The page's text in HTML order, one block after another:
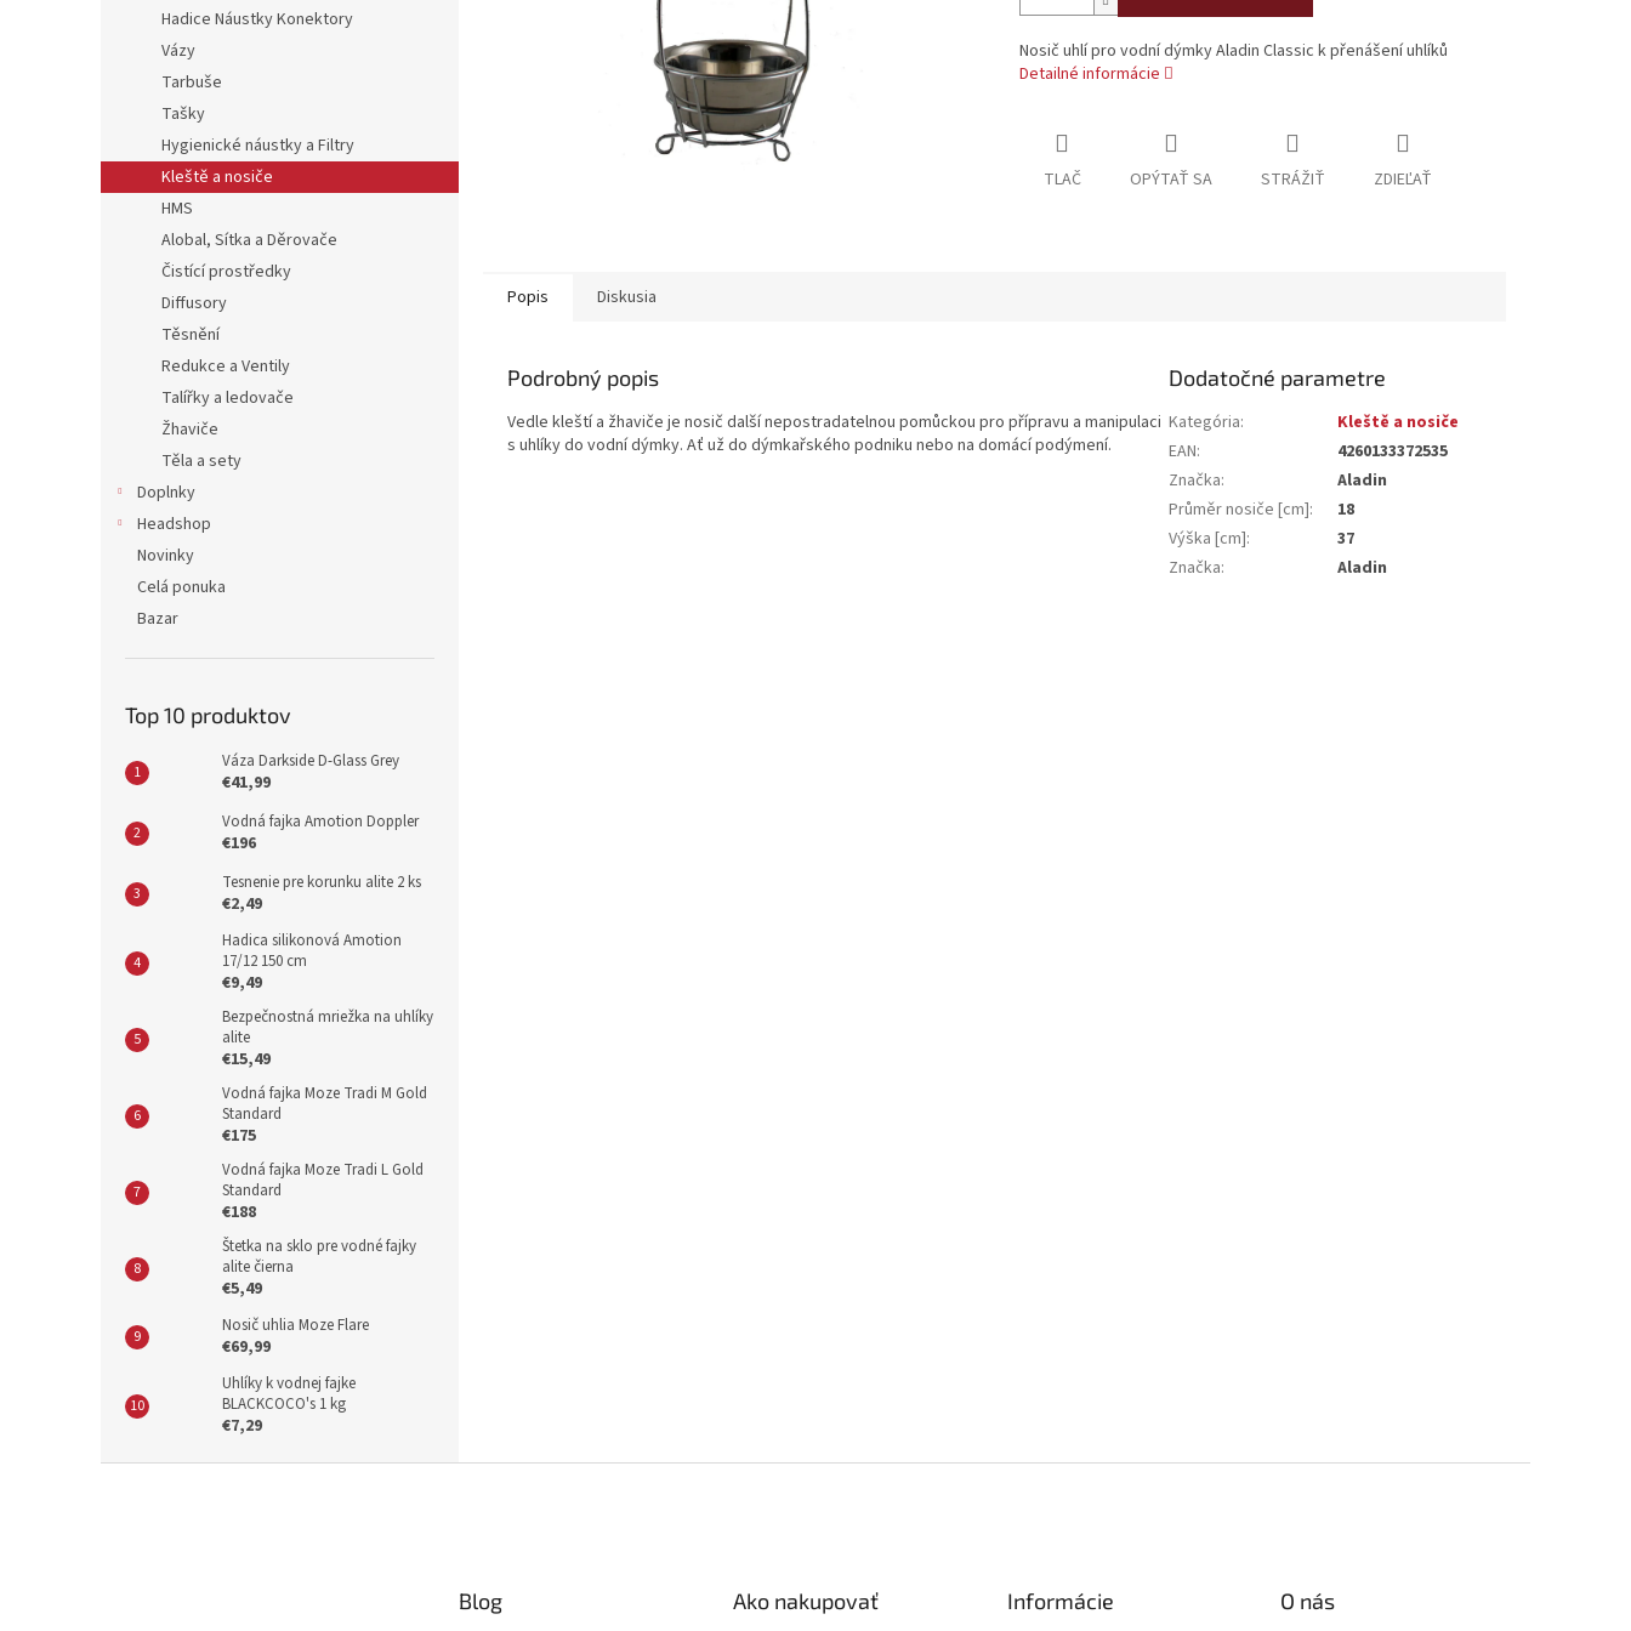
Hadice Náustky Konektory
Vázy
Tarbuše
Tašky
Hygienické náustky a Filtry
Kleště a nosiče
HMS
Alobal, Sítka a Děrovače
Čistící prostředky
Diffusory
Těsnění
Redukce a Ventily
Talířky a ledovače
Žhaviče
Těla a sety
Doplnky
Headshop
Novinky
Celá ponuka
Bazar
Top 10 produktov
Váza Darkside D-Glass Grey
€41,99
Vodná fajka Amotion Doppler
€196
Tesnenie pre korunku alite 2 ks
€2,49
Hadica silikonová Amotion
17/12 150 cm
€9,49
Bezpečnostná mriežka na uhlíky
alite
€15,49
Vodná fajka Moze Tradi M Gold
Standard
€175
Vodná fajka Moze Tradi L Gold
Standard
€188
Štetka na sklo pre vodné fajky
alite čierna
€5,49
Nosič uhlia Moze Flare
€69,99
Uhlíky k vodnej fajke
BLACKCOCO's 1 kg
€7,29
Nosič uhlí pro vodní dýmky Aladin Classic k přenášení uhlíků
Detailné informácie
TLAČ OPÝTAŤ SA STRÁŽIŤ ZDIEĽAŤ
Popis Diskusia
Podrobný popis
Vedle kleští a žhaviče je nosič další nepostradatelnou pomůckou pro přípravu a manipulaci
s uhlíky do vodní dýmky. Ať už do dýmkařského podniku nebo na domácí podýmení.
Dodatočné parametre
Kategória:
Kleště a nosiče
EAN:
4260133372535
Značka:
Aladin
Průměr nosiče [cm]:
18
Výška [cm]:
37
Značka: Aladin
Blog Ako nakupovať Informácie O nás